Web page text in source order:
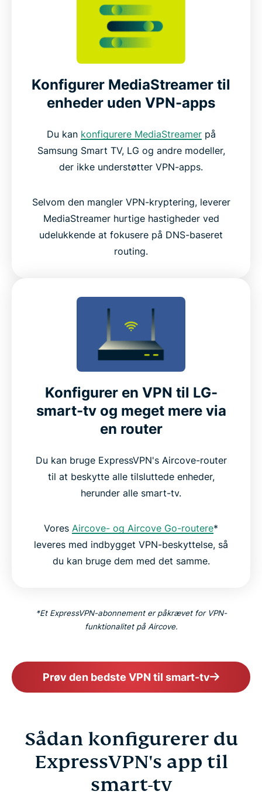
Konfigurer MediaStreamer til
enheder uden VPN-apps
Du kan konfigurere MediaStreamerpå
Samsung Smart TV, LG og andre modeller,
der ikke understøtter VPN-apps.
Selvom den mangler VPN-kryptering, leverer
MediaStreamer hurtige hastigheder ved
udelukkende at fokusere på DNS-baseret
routing.
Konfigurer en VPN til LG-
smart-tv og meget mere via
en router
Du kan bruge ExpressVPN's Aircove-router
til at beskytte alle tilsluttede enheder,
herunder alle smart-tv.
Vores Aircove- og Aircove Go-routere*
leveres med indbygget VPN-beskyttelse, så
du kan bruge dem med det samme.
*Et ExpressVPN-abonnement er påkrævet for VPN-
funktionalitet på Aircove.
Prøv den bedste VPN til smart-tv
Sådan konfigurerer du
ExpressVPN's app til
smart-tv